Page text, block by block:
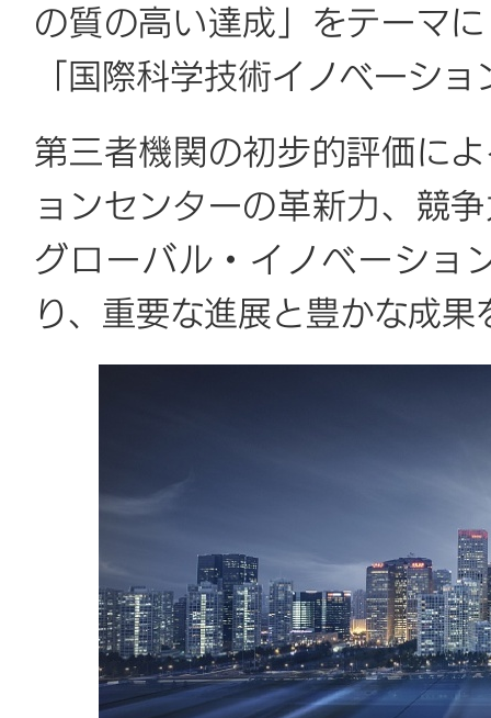
の質の高い達成」をテーマ
「国際科学技術イノベーシ
第三者機関の初步的評価に
ョンセンターの革新力、競
グローバル・イノベーショ
り、重要な進展と豊かな成